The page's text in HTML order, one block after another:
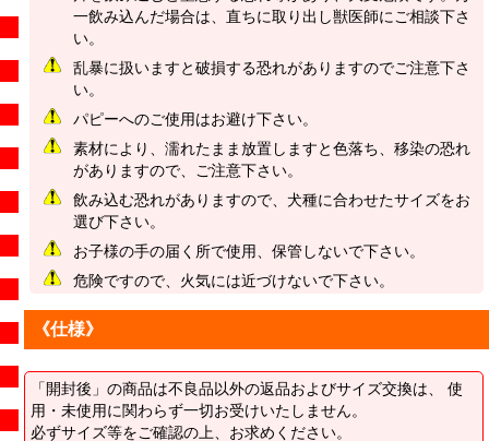
一飲み込んだ場合は、直ちに取り出し獣医師にご相談下さ
い。
乱暴に扱いますと破損する恐れがありますのでご注意下さ
い。
パピーへのご使用はお避け下さい。
素材により、濡れたまま放置しますと色落ち、移染の恐れ
がありますので、ご注意下さい。
飲み込む恐れがありますので、犬種に合わせたサイズをお
選び下さい。
お子様の手の届く所で使用、保管しないで下さい。
危険ですので、火気には近づけないで下さい。
《仕様》
「開封後」の商品は不良品以外の返品およびサイズ交換は、 使
用・未使用に関わらず一切お受けいたしません。
必ずサイズ等をご確認の上、お求めください。